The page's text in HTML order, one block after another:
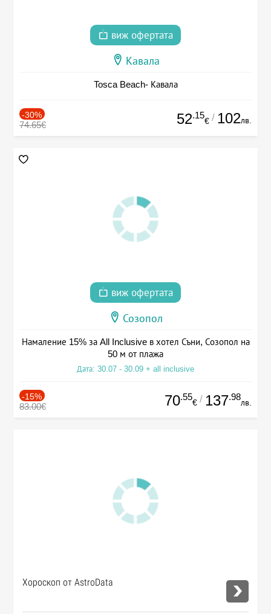
виж офертата
Кавала
Tosca Beach- Кавала
-30%
74.65€ 52.15
€ / 102лв.
виж офертата
Созопол
Намаление 15% за All Inclusive в хотел Съни, Созопол на
50 м от плажа
Дата: 30.07 - 30.09 + all inclusive
-15%
83.00€ 70.55
€ / 137.98
лв.
Хороскоп от AstroData